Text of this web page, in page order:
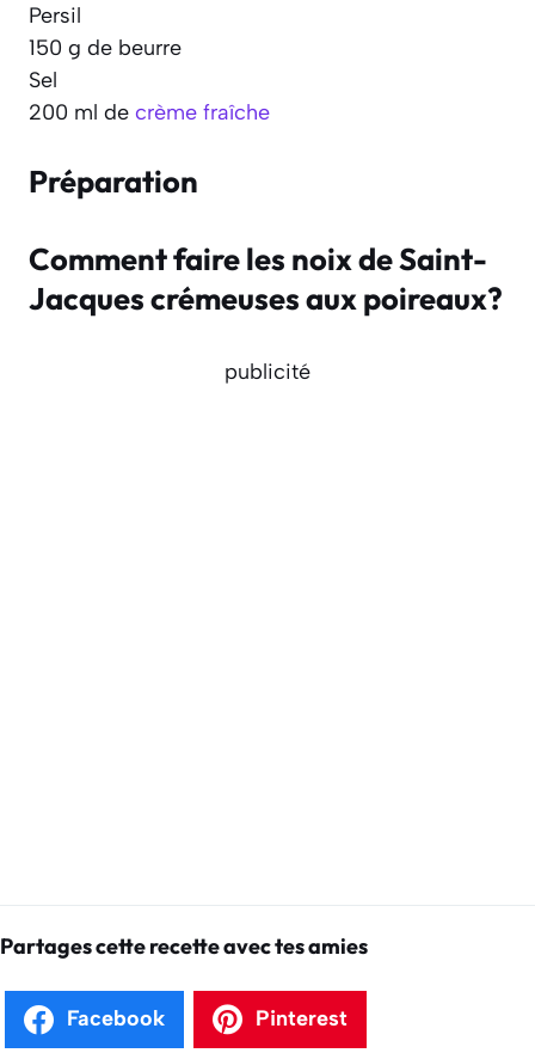
Persil
150 g de beurre
Sel
200 ml de crème fraîche
Préparation
Comment faire les noix de Saint-
Jacques crémeuses aux poireaux?
publicité
Partages cette recette avec tes amies
Facebook Pinterest